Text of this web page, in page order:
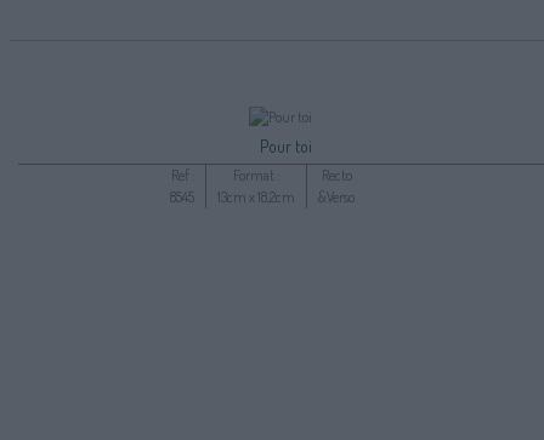
Pour toi
Ref :
8545
Format :
13cm x 18,2cm
Recto
&Verso